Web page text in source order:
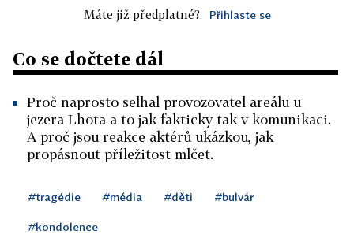
Máte již předplatné? Přihlaste se
Co se dočtete dál
Proč naprosto selhal provozovatel areálu u
jezera Lhota a to jak fakticky tak v komunikaci.
A proč jsou reakce aktérů ukázkou, jak
propásnout příležitost mlčet.
#tragédie #média #děti #bulvár
#kondolence